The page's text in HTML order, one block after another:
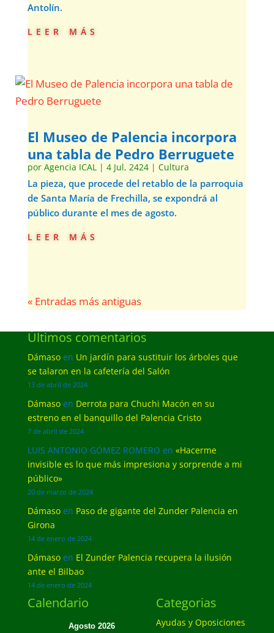
Antolín.
leer más
El Museo de Palencia incorpora
una tabla de Pedro Berruguete
por Agencia ICAL | 4 Jul, 2424| Cultura
La pieza, que procede del retablo de la parroquia
de Santa María de Frechilla, se expondrá al
público durante el mes de agosto.
leer más
« Entradas más antiguas
Últimos comentarios
Dámasoen Un jardín para sustituir los árboles que
se talaron en la cafetería del Salón
13 de abril de 2024
Dámasoen Derrota para Chuchi Macón en su
estreno en el banquillo del Palencia Cristo
7 de abril de 2024
LUIS ANTONIO GÓMEZ ROMERO en «Hacerme
invisible es lo que más impresiona y sorprende a mi
público»
20 de marzo de 2024
Dámasoen Paso de gigante del Zunder Palencia en
Girona
14 de enero de 2024
Dámasoen El Zunder Palencia recupera la ilusión
ante el Bilbao
14 de enero de 2024
Calendario
Agosto 2026
Categorias
Ayudas y Oposiciones